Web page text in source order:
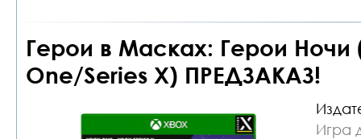
Герои в Масках: Герои Ночи
One/Series X) ПРЕДЗАКАЗ!
Игра